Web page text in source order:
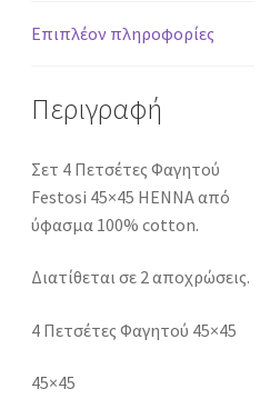
Επιπλέον πληροφορίες
Περιγραφή
Σετ 4 Πετσέτες Φαγητού
Festosi 45×45 HENNA από
ύφασμα 100% cotton.
Διατίθεται σε 2 αποχρώσεις.
4 Πετσέτες Φαγητού 45×45
45×45